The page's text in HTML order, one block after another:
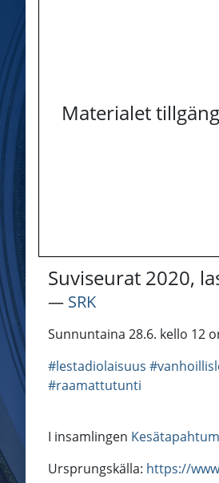
Materialet
Suviseurat 2020,
― SRK
Sunnuntaina 28.6. kello 12
#lestadiolaisuus
#raamattutunti
I insamlingen
Ursprungskälla: https://